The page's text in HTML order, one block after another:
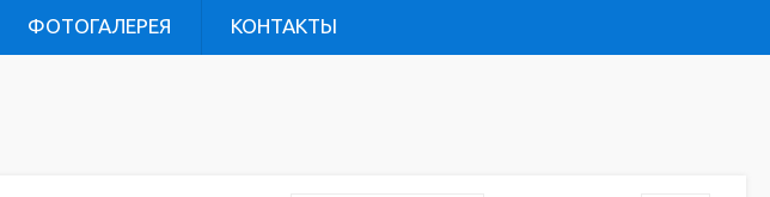
ФОТОГАЛЕРЕЯ КОНТАКТЫ